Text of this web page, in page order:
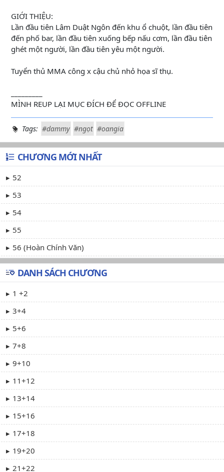
GIỚI THIỆU:
Lần đầu tiên Lâm Duật Ngôn đến khu ổ chuột, lần đầu tiên
đến phố bar, lần đầu tiên xuống bếp nấu cơm, lần đầu tiên
ghét một người, lần đầu tiên yêu một người.
Tuyển thủ MMA công x cậu chủ nhỏ họa sĩ thụ.
MÌNH REUP LẠI MỤC ĐÍCH ĐỂ ĐỌC OFFLINE
Tags: #dammy #ngọt #oangia
CHƯƠNG MỚI NHẤT
52
53
54
55
56 (Hoàn Chính Văn)
DANH SÁCH CHƯƠNG
1 +2
3+4
5+6
7+8
9+10
11+12
13+14
15+16
17+18
19+20
21+22